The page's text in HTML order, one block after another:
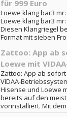
für 999 Euro
Loewe klang bar3
Loewe klang bar3
Diesen Klangriegel
Format mit sieben
Zattoo: App ab
Loewe mit
Zattoo: App ab
VIDAA-
Hisense und Loewe
bereits auf den
vorinstalliert. Mit